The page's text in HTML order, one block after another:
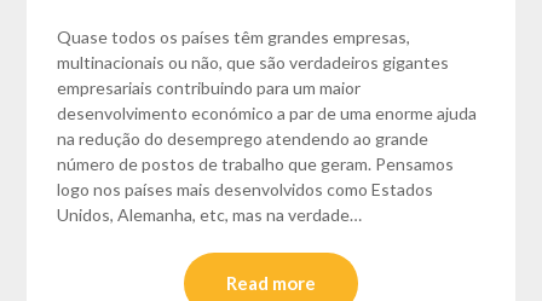
Quase todos os países têm grandes empresas,
multinacionais ou não, que são verdadeiros gigantes
empresariais contribuindo para um maior
desenvolvimento económico a par de uma enorme ajuda
na redução do desemprego atendendo ao grande
número de postos de trabalho que geram. Pensamos
logo nos países mais desenvolvidos como Estados
Unidos, Alemanha, etc, mas na verdade…
Read more